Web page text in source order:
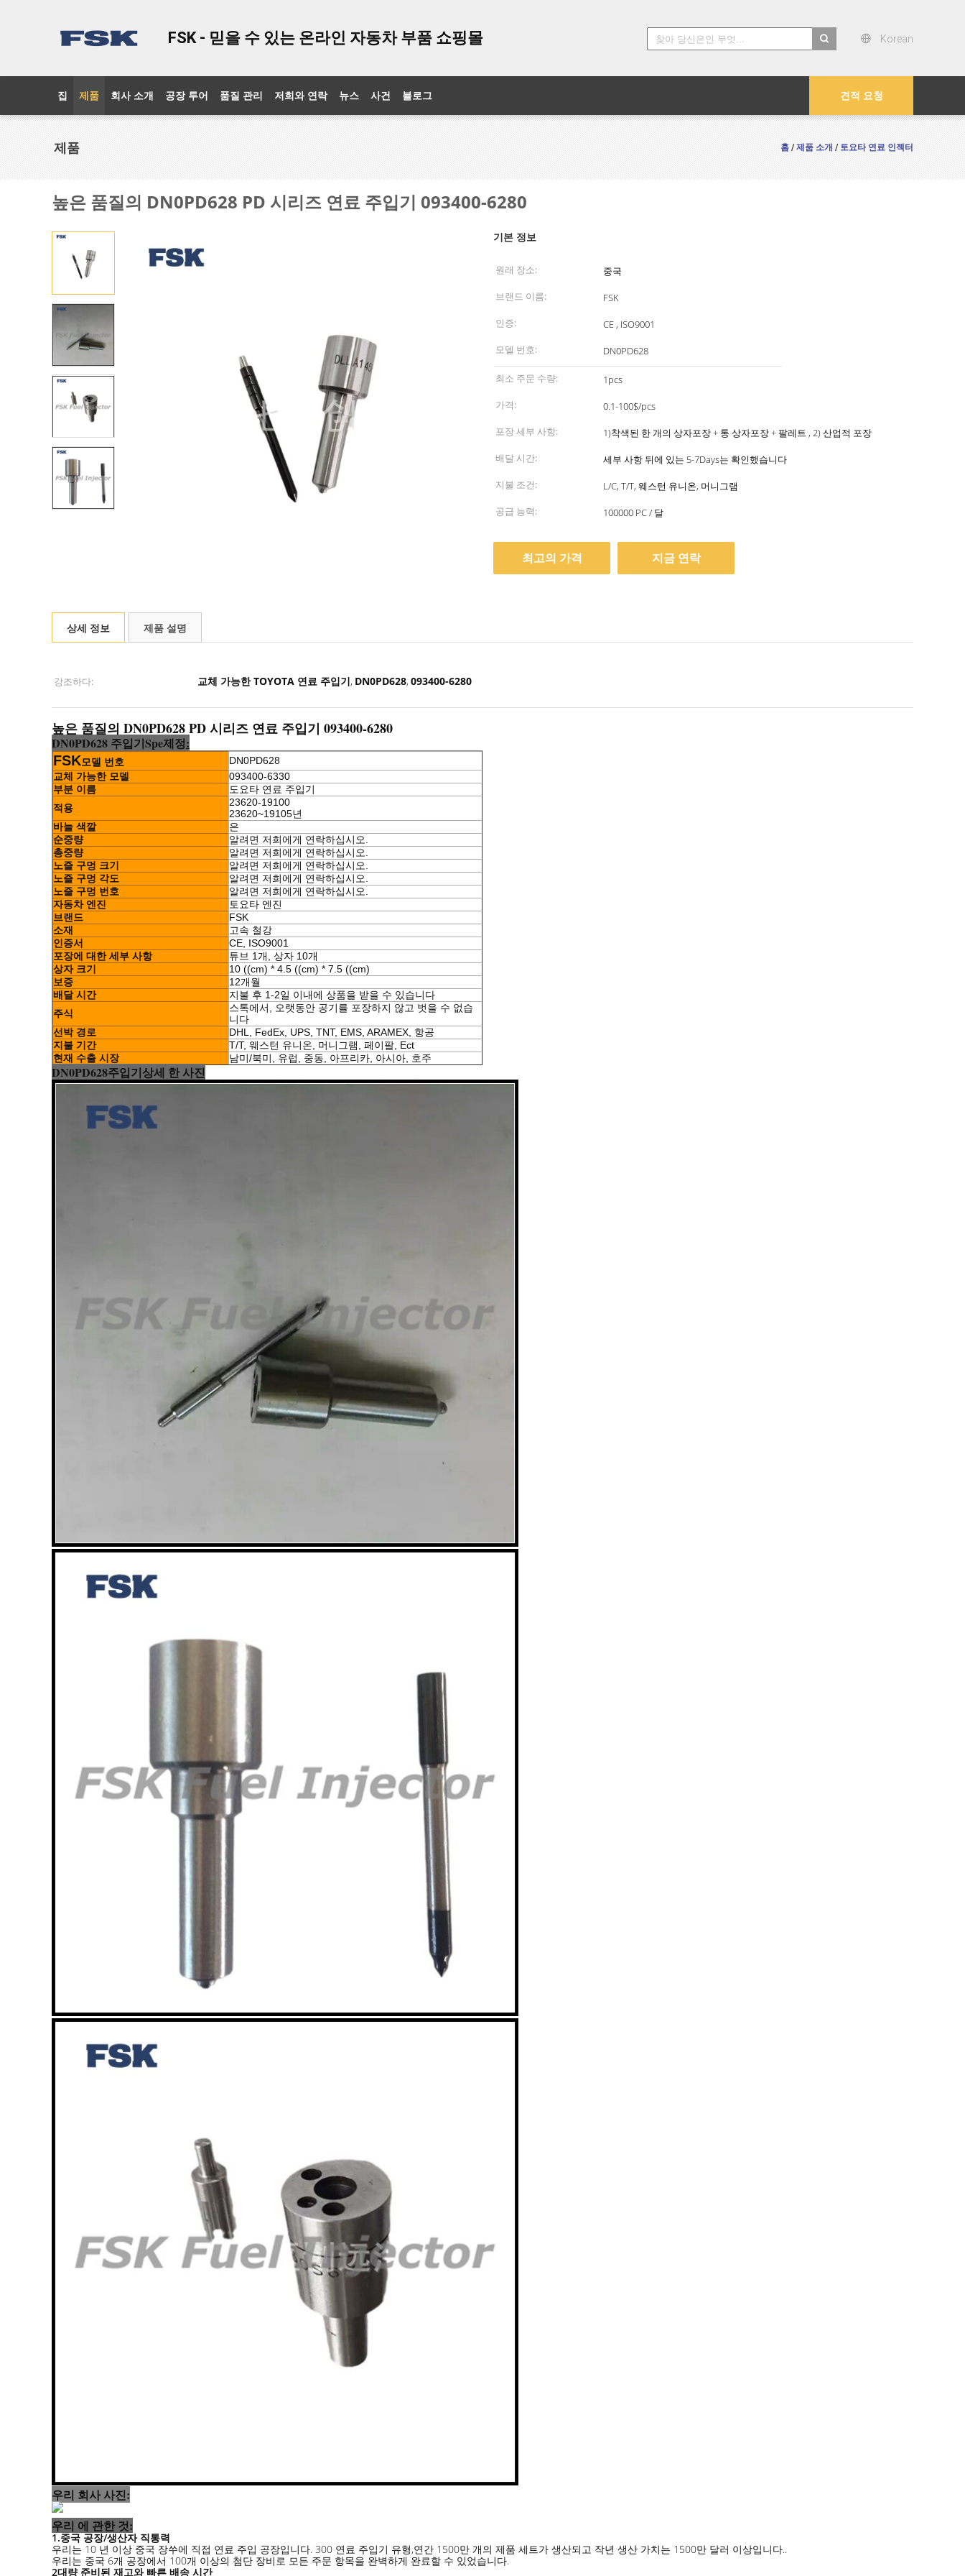
FSK - 믿을 수 있는 온라인 자동차 부품 쇼핑몰 Korean
견적 요청
집 제품 회사 소개 공장 투어 품질 관리 저희와 연락 뉴스 사건 블로그
제품 홈 /제품 소개/토요타 연료 인젝터
높은 품질의 DN0PD628 PD 시리즈 연료 주입기 093400-6280
기본 정보
원래 장소:
중국
브랜드 이름:
FSK
인증:
CE , ISO9001
모델 번호:
DN0PD628
최소 주문 수량:
1pcs
가격:
0.1-100$/pcs
포장 세부 사항:
1)착색된 한 개의 상자포장 + 통 상자포장 + 팔레트 , 2) 산업적 포장
배달 시간:
세부 사항 뒤에 있는 5-7Days는 확인했습니다
지불 조건:
L/C, T/T, 웨스턴 유니온, 머니그램
공급 능력:
100000 PC / 달
최고의 가격 지금 연락
상세 정보 제품 설명
강조하다: 교체 가능한 TOYOTA 연료 주입기, DN0PD628, 093400-6280
높은 품질의 DN0PD628 PD 시리즈 연료 주입기 093400-6280
DN0PD628 주입기Spe제정:
FSK모델 번호
DN0PD628
교체 가능한 모델
093400-6330
부분 이름
도요타 연료 주입기
적용
23620-19100
23620~19105년
바늘 색깔
은
순중량
알려면 저희에게 연락하십시오.
총중량
알려면 저희에게 연락하십시오.
노즐 구멍 크기
알려면 저희에게 연락하십시오.
노즐 구멍 각도
알려면 저희에게 연락하십시오.
노즐 구멍 번호
알려면 저희에게 연락하십시오.
자동차 엔진
토요타 엔진
브랜드
FSK
소재
고속 철강
인증서
CE, ISO9001
포장에 대한 세부 사항
튜브 1개, 상자 10개
상자 크기
10 ((cm) * 4.5 ((cm) * 7.5 ((cm)
보증
12개월
배달 시간
지불 후 1-2일 이내에 상품을 받을 수 있습니다
주식
스톡에서, 오랫동안 공기를 포장하지 않고 벗을 수 없습
니다
선박 경로
DHL, FedEx, UPS, TNT, EMS, ARAMEX, 항공
지불 기간
T/T, 웨스턴 유니온, 머니그램, 페이팔, Ect
현재 수출 시장
남미/북미, 유럽, 중동, 아프리카, 아시아, 호주
DN0PD628주입기상세 한 사진
우리 회사 사진:
우리 에 관한 것:
1.중국 공장/생산자 직통력
우리는 10 년 이상 중국 장쑤에 직접 연료 주입 공장입니다. 300 연료 주입기 유형,연간 1500만 개의 제품 세트가 생산되고 작년 생산 가치는 1500만 달러 이상입니다..
우리는 중국 6개 공장에서 100개 이상의 첨단 장비로 모든 주문 항목을 완벽하게 완료할 수 있었습니다.
2대량 준비된 재고와 빠른 배송 시간